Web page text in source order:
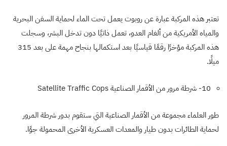
تعتبر هذه المركبة عبارة عن روبوت يعمل تحت الماء لحماية السفن البحرية
والمياه الأمريكية من ألغام العدو، تعمل ذاتيًا دون تدخل البشر، وسجلت
هذه المركبة مؤخرًا رقمًا قياسيًا بعد استكمالها بنجاح مهمة على بعد 315
ميلًا.
10- شرطة مرور من الأقمار الصناعية Satellite Traffic Cops
طور العلماء مجموعة من الأقمار الصناعية التي ستقوم بدور شرطة المرور
لحماية الطائرات بدون طيار والمعدات العسكرية الأخرى المحمولة جوًا.